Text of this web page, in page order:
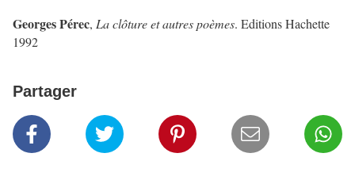
Georges Pérec, La clôture et autres poèmes. Editions Hachette
1992
Partager